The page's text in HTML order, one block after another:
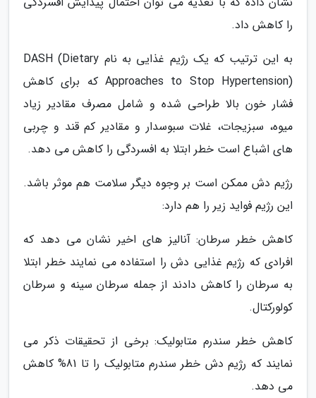
را کاهش داد.
به این ترتیب که یک رژیم غذایی به نام DASH (Dietary
Approaches to Stop Hypertension) که برای کاهش
فشار خون بالا طراحی شده و شامل مصرف مقادیر زیاد
میوه، سبزیجات، غلات سبوسدار و مقادیر کم قند و چربی
های اشباع است خطر ابتلا به افسردگی را کاهش می دهد.
رژیم دش ممکن است بر وجوه دیگر سلامت هم موثر باشد.
این رژیم فواید زیر را هم دارد:
کاهش خطر سرطان: آنالیز های اخیر نشان می دهد که
افرادی که رژیم غذایی دش را استفاده می نمایند خطر ابتلا
به سرطان را کاهش دادند از جمله سرطان سینه و سرطان
کولورکتال.
کاهش خطر سندرم متابولیک: برخی از تحقیقات ذکر می
نمایند که رژیم دش خطر سندرم متابولیک را تا 81% کاهش
می دهد.